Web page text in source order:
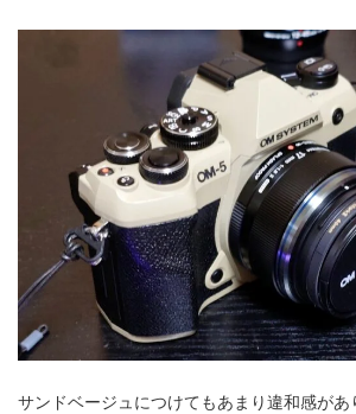
サンドベージュにつけてもあまり違和感が